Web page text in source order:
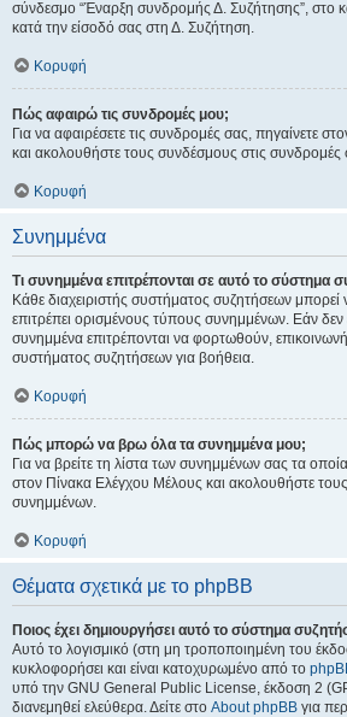
σύνδεσμο “Έναρξη συνδρομής Δ. Συζήτησης”, στο
κατά την είσοδό σας στη Δ. Συζήτηση.
Κορυφή
Πώς αφαιρώ τις συνδρομές μου;
Για να αφαιρέσετε τις συνδρομές σας, πηγαίνετε
και ακολουθήστε τους συνδέσμους στις συνδρομές
Κορυφή
Συνημμένα
Τι συνημμένα επιτρέπονται σε αυτό το σύστημα
Κάθε διαχειριστής συστήματος συζητήσεων μπορεί
επιτρέπει ορισμένους τύπους συνημμένων. Εάν δεν
συνημμένα επιτρέπονται να φορτωθούν,
συστήματος συζητήσεων για βοήθεια.
Κορυφή
Πώς μπορώ να βρω όλα τα συνημμένα μου;
Για να βρείτε τη λίστα των συνημμένων σας τα
στον Πίνακα Ελέγχου Μέλους και ακολουθήστε
συνημμένων.
Κορυφή
Θέματα σχετικά με το phpBB
Ποιος έχει δημιουργήσει αυτό το σύστημα
Αυτό το λογισμικό (στη μη τροποποιημένη του
κυκλοφορήσει και είναι κατοχυρωμένο από το
υπό την GNU General Public License, έκδοση 2
διανεμηθεί ελεύθερα. Δείτε στο About phpBB για